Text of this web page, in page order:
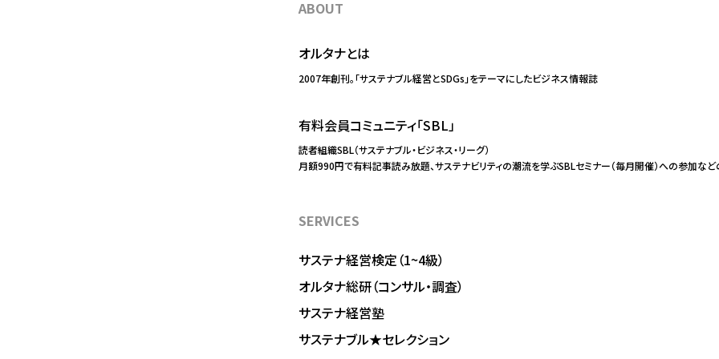
ABOUT
オルタナとは
2007年創刊。「サステナブル経営とSDGs」をテーマにしたビジネス情報誌
有料会員コミュニティ「SBL」
読者組織SBL（サステナブル・ビジネス・リーグ）
月額990円で有料記事読み放題、サステナビリティの潮流を学ぶSBLセミナー（毎月開催）への参加な
SERVICES
サステナ経営検定（1~4級）
オルタナ総研（コンサル・調査）
サステナ経営塾
サステナブル★セレクション